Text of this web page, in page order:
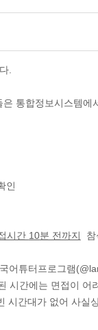
.
통합정보시스템
인
시간 10분 전까지
참
튜터프로그램
간에는 면접이 어
간대가 없어 사실